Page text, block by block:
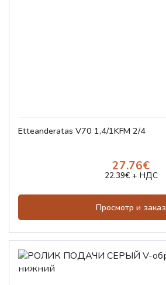
Etteanderatas V70 1,4/1KFM 2/4
27.76€
22.39€ + НДС
Просмотр и заказ